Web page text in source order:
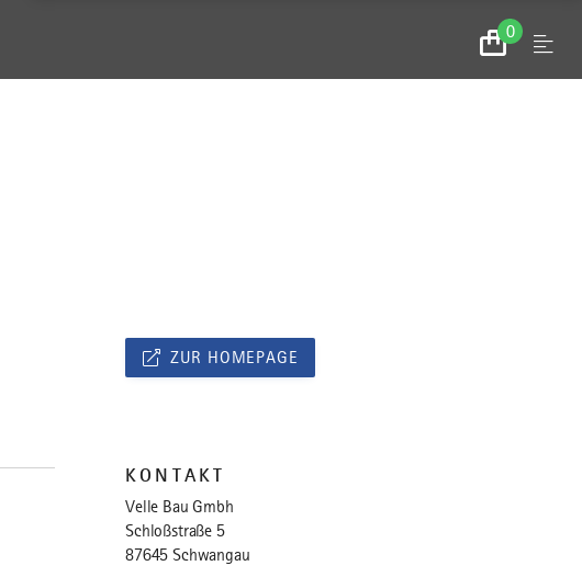
0
Zum
Warenkorb
Menu
ZUR HOMEPAGE
KONTAKT
Velle Bau Gmbh
Schloßstraße 5
87645 Schwangau